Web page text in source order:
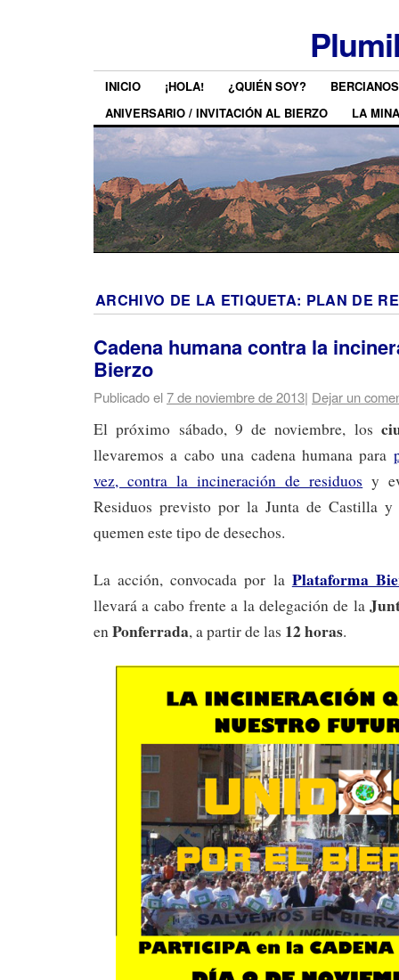
INICIO ¡HOLA! ¿QUIÉN SOY?
ANIVERSARIO / INVITACIÓN AL BIERZO
LA MINA
ARCHIVO DE LA ETIQUETA: PLAN DE
Cadena humana contra la
Bierzo
Publicado el7 de noviembre de 2013| Dejar un
El próximo sábado, 9 de noviembre, los
llevaremos a cabo una cadena humana para
vez, contra la incineración de residuos y
Residuos previsto por la Junta de Castilla
quemen este tipo de desechos.
La acción, convocada por la Plataforma
llevará a cabo frente a la delegación de la
enPonferrada, a partir de las 12 horas.